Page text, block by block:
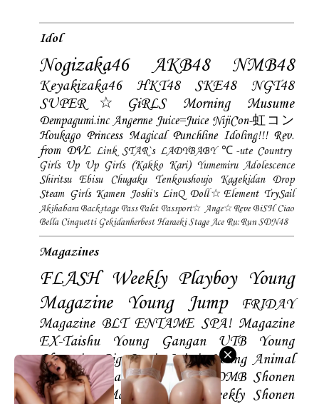
Idol
Nogizaka46 AKB48 NMB48
Keyakizaka46 HKT48 SKE48
NGT48
SUPER☆GiRLS
Morning Musume
Dempagumi.inc Angerme Juice=Juice NijiCon-虹コン
Houkago Princess Magical Punchline Idoling!!! Rev.
from DVL Link STAR`s LADYBABY ℃-ute Country
Girls Up Up Girls (Kakko Kari) Yumemiru Adolescence
Shiritsu Ebisu Chugaku
Tenkoushoujo Kagekidan
Drop
Steam Girls Kamen Joshi's LinQ Doll☆Element TrySail
Akihabara Backstage Pass Palet Passport☆ Ange☆Reve BiSH Ciao
Bella Cinquetti Gekidanherbest Haraeki Stage Ace Ru:Run SDN48
Magazines
FLASH Weekly Playboy Young
Magazine
Young Jump
FRIDAY
Magazine BLT ENTAME SPA! Magazine
EX-Taishu
Young Gangan UTB
Young
Champion Big Comic Spirtis Young Animal
Shonen Magazine BUBKA BOMB Shonen
Champion Manga Action Weekly Shonen